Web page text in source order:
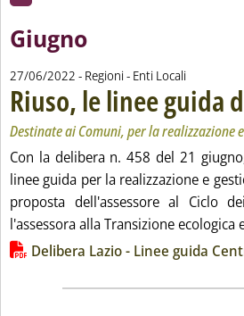
Giugno
27/06/2022 - Regioni - Enti Locali
Riuso, le linee guida
Destinate ai Comuni, per la
Con la delibera n. 458 del 21
linee guida per la realizzazione e
proposta dell'assessore al Ciclo
l'assessora alla Transizione ecologica
Lista allegati PDF alla
Delibera Lazio - Linee guida